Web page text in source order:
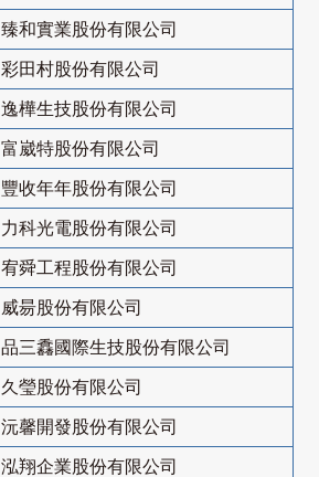
臻和實業股份有限公司
彩田村股份有限公司
逸樺生技股份有限公司
富崴特股份有限公司
豐收年年股份有限公司
力科光電股份有限公司
宥舜工程股份有限公司
威昜股份有限公司
品三馫國際生技股份有限公司
久瑩股份有限公司
沅馨開發股份有限公司
泓翔企業股份有限公司